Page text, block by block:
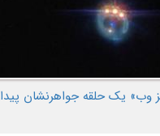
وب» یک حلقه جواهرنشان پیدا